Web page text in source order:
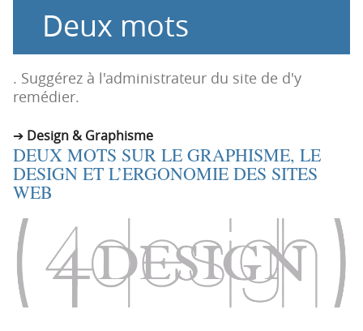
p
i
c
i
p
a
e
t
n
Deux mots
. Suggérez à l'administrateur du site de d'y
remédier.
Design & Graphisme
DEUX MOTS SUR LE GRAPHISME, LE
DESIGN ET L’ERGONOMIE DES SITES
WEB